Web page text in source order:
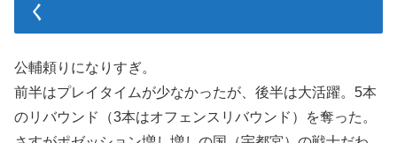
く
公輔頼りになりすぎ。
前半はプレイタイムが少なかったが、後半は大活躍。5本
のリバウンド（3本はオフェンスリバウンド）を奪った。